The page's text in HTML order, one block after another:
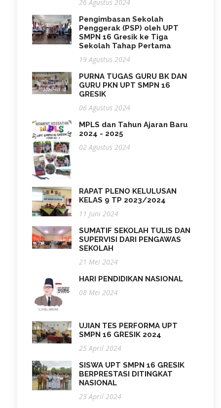
26 Agustus 2024
Pengimbasan Sekolah
Penggerak (PSP) oleh UPT
SMPN 16 Gresik ke Tiga
Sekolah Tahap Pertama
19 Agustus 2024
PURNA TUGAS GURU BK DAN
GURU PKN UPT SMPN 16
GRESIK
06 Agustus 2024
MPLS dan Tahun Ajaran Baru
2024 - 2025
02 Agustus 2024
RAPAT PLENO KELULUSAN
KELAS 9 TP 2023/2024
11 Juni 2024
SUMATIF SEKOLAH TULIS DAN
SUPERVISI DARI PENGAWAS
SEKOLAH
21 Mei 2024
HARI PENDIDIKAN NASIONAL
08 Mei 2024
UJIAN TES PERFORMA UPT
SMPN 16 GRESIK 2024
25 April 2024
SISWA UPT SMPN 16 GRESIK
BERPRESTASI DITINGKAT
NASIONAL
23 April 2024